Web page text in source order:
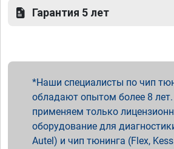
Гарантия 5 лет
Наши специалисты по чип
обладают опытом более 8
применяем только
оборудование для
Autel) и чип тюнинга (Flex,